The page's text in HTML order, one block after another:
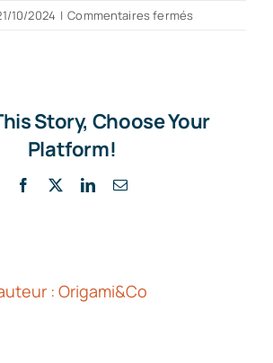
10/2024 | Commentaires ferméssur
Story, Choose Your
Platform!
Facebook LinkedInEmail
: Origami&Co